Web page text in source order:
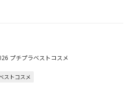
プチプラベストコスメ
ストコスメ